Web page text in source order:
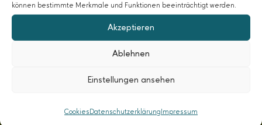
können bestimmte Merkmale und Funktionen beeinträchtigt werden.
Akzeptieren
Ablehnen
Einstellungen ansehen
CookiesDatenschutzerklärungImpressum
Eine gute Beziehung als Paar
monogame und offene Beziehungen